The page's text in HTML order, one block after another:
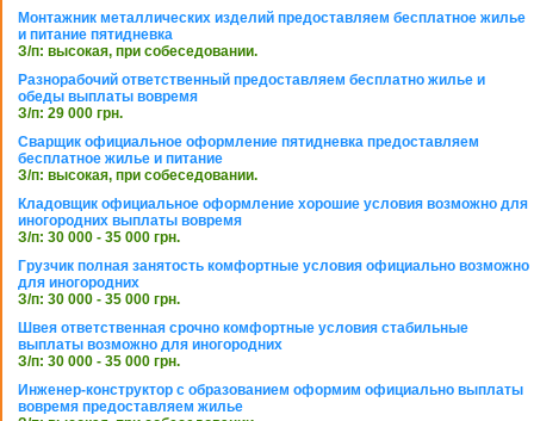
Монтажник металлических изделий предоставляем бесплатное жилье
и питание пятидневка
З/п: высокая, при собеседовании.
Разнорабочий ответственный предоставляем бесплатно жилье и
обеды выплаты вовремя
З/п: 29 000 грн.
Сварщик официальное оформление пятидневка предоставляем
бесплатное жилье и питание
З/п: высокая, при собеседовании.
Кладовщик официальное оформление хорошие условия возможно для
иногородних выплаты вовремя
З/п: 30 000 - 35 000 грн.
Грузчик полная занятость комфортные условия официально возможно
для иногородних
З/п: 30 000 - 35 000 грн.
Швея ответственная срочно комфортные условия стабильные
выплаты возможно для иногородних
З/п: 30 000 - 35 000 грн.
Инженер-конструктор с образованием оформим официально выплаты
вовремя предоставляем жилье